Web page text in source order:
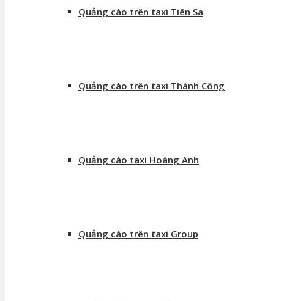
Quảng cáo trên taxi Tiên Sa
Quảng cáo trên taxi Thành Công
Quảng cáo taxi Hoàng Anh
Quảng cáo trên taxi Group